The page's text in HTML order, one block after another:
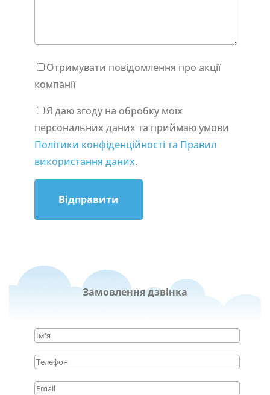
Отримувати повідомлення про акції
компанії
Я даю згоду на обробку моїх
персональних даних та приймаю умови
Політики конфіденційності та Правил
використання даних.
Відправити
Замовлення дзвінка